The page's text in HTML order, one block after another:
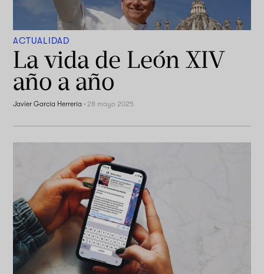
ACTUALIDAD
La vida de León XIV
año a año
Javier García Herrería ·28 mayo 2025